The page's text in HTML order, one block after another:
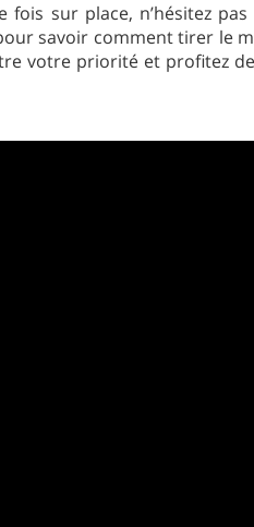
sur place, n’hésitez
savoir comment tirer le
votre priorité et profitez